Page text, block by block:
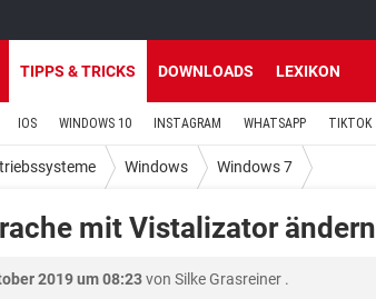
TIPPS & TRICKS DOWNLOADS LEXIKON
IOS WINDOWS 10 INSTAGRAM WHATSAPP TIKTOK
Windows Windows 7
mit Vistalizator ändern
2019 um 08:23von Silke Grasreiner .